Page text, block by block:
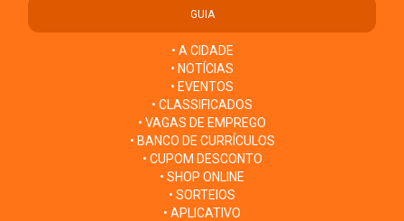
GUIA
• A CIDADE
• NOTÍCIAS
• EVENTOS
• CLASSIFICADOS
• VAGAS DE EMPREGO
• BANCO DE CURRÍCULOS
• CUPOM DESCONTO
• SHOP ONLINE
• SORTEIOS
• APLICATIVO